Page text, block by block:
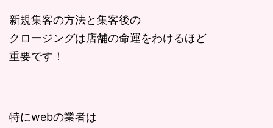
新規集客の方法と集客後の
クロージングは店舗の命運をわけるほど
重要です！
特にwebの業者は